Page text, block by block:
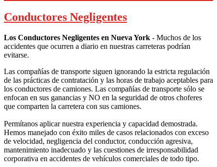
Conductores Negligentes
Los Conductores Negligentes en Nueva York - Muchos de los
accidentes que ocurren a diario en nuestras carreteras podrían
evitarse.
Las compañías de transporte siguen ignorando la estricta regulación
de las prácticas de contratación y las horas de trabajo aceptables para
los conductores de camiones. Las compañías de transporte sólo se
enfocan en sus ganancias y NO en la seguridad de otros choferes
que comparten la carretera con sus camiones.
Permítanos aplicar nuestra experiencia y capacidad demostrada.
Hemos manejado con éxito miles de casos relacionados con exceso
de velocidad, negligencia del conductor, conducción agresiva,
mantenimiento inadecuado y las cuestiones de irresponsabilidad
corporativa en accidentes de vehículos comerciales de todo tipo.